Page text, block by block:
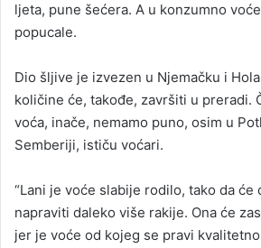
ljeta, pune šećera. A u konzumno
popucale.
Dio šljive je izvezen u Njemačku i
količine će, takođe, završiti u preradi.
voća, inače, nemamo puno, osim u
Semberiji, ističu voćari.
“Lani je voće slabije rodilo, tako da će
napraviti daleko više rakije. Ona će
jer je voće od kojeg se pravi